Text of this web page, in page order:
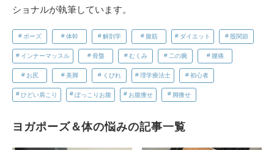
ショナルが執筆しています。
ポーズ 体幹 解剖学 腹筋 ダイエット 股関節
インナーマッスル 骨盤 むくみ 二の腕 腰痛
お尻 美脚 くびれ 理学療法士 初心者
ひどい肩こり ぽっこりお腹 お腹痩せ 脚痩せ
ヨガポーズ＆体の悩みの記事一覧